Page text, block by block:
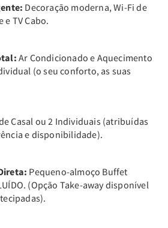
Decoração moderna, Wi-Fi de
TV Cabo.
Ar Condicionado e Aquecimento
(o seu conforto, as suas
Casal ou 2 Individuais (atribuídas
e disponibilidade).
Pequeno-almoço Buffet
(Opção Take-away disponível